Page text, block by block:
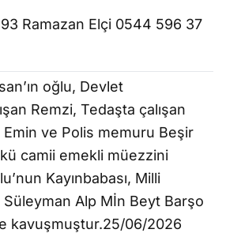
Ramazan Elçi 0544 596 37
oğlu, Devlet
Remzi, Tedaşta çalışan
ve Polis memuru Beşir
camii emekli müezzini
Kayınbabası, Milli
Alp Mİn Beyt Barşo
kavuşmuştur.25/06/2026